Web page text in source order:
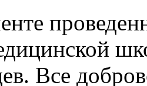
Все